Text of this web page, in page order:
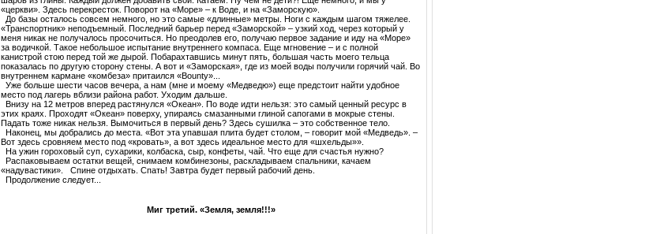
«церкви». Здесь перекресток. Поворот на «Море» – к Воде, и на «Заморскую».
До базы осталось совсем немного, но это самые «длинные» метры. Ноги с каждым шагом тяжелее.
«Транспортник» неподъемный. Последний барьер перед «Заморской» – узкий ход, через который у
меня никак не получалось просочиться. Но преодолев его, получаю первое задание и иду на «Море»
за водичкой. Такое небольшое испытание внутреннего компаса. Еще мгновение – и с полной
канистрой стою перед той же дырой. Побарахтавшись минут пять, большая часть моего тельца
показалась по другую сторону стены. А вот и «Заморская», где из моей воды получили горячий чай. Во
внутреннем кармане «комбеза» притаился «Bounty»...
Уже больше шести часов вечера, а нам (мне и моему «Медведю») еще предстоит найти удобное
место под лагерь вблизи района работ. Уходим дальше.
Внизу на 12 метров вперед растянулся «Океан». По воде идти нельзя: это самый ценный ресурс в
этих краях. Проходят «Океан» поверху, упираясь смазанными глиной сапогами в мокрые стены.
Падать тоже никак нельзя. Вымочиться в первый день? Здесь сушилка – это собственное тело.
Наконец, мы добрались до места. «Вот эта упавшая плита будет столом, – говорит мой «Медведь». –
Вот здесь сровняем место под «кровать», а вот здесь идеальное место для «шхельды»».
На ужин гороховый суп, сухарики, колбаска, сыр, конфеты, чай. Что еще для счастья нужно?
Распаковываем остатки вещей, снимаем комбинезоны, раскладываем спальники, качаем
«надувастики». Спине отдыхать. Спать! Завтра будет первый рабочий день.
Продолжение следует...
Миг третий. «Земля, земля!!!»